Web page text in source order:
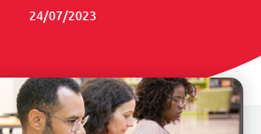
24/07/2023